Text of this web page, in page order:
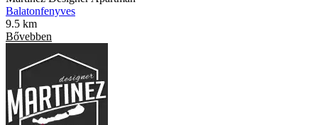
Balatonfenyves
9.5 km
Bővebben